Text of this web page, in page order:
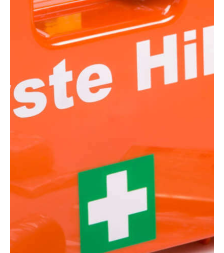
Motorräder
SuperCar
Young- und
Taxis
Taxigarantie für
Taxigarantie
Premium Sale
Kooperation mit
Sonderfahrzeuge
Garantien für Lkw